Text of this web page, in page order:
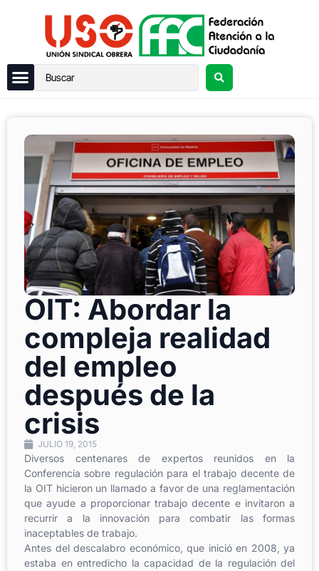
OIT: Abordar la
compleja realidad
del empleo
después de la
crisis
JULIO 19, 2015
Diversos centenares de expertos reunidos en la
Conferencia sobre regulación para el trabajo decente de
la OIT hicieron un llamado a favor de una reglamentación
que ayude a proporcionar trabajo decente e invitaron a
recurrir a la innovación para combatir las formas
inaceptables de trabajo.
Antes del descalabro económico, que inició en 2008, ya
estaba en entredicho la capacidad de la regulación del